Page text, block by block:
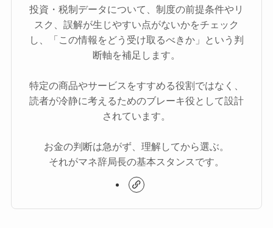
投資・税制データについて、制度の前提条件やリ
スク、誤解が生じやすい点がないかをチェック
し、「この情報をどう受け取るべきか」という判
断軸を補足します。
特定の商品やサービスをすすめる役割ではなく、
読者が冷静に考えるためのブレーキ役として設計
されています。
お金の判断は急がず、理解してから選ぶ。
それがマネ辞局長の基本スタンスです。